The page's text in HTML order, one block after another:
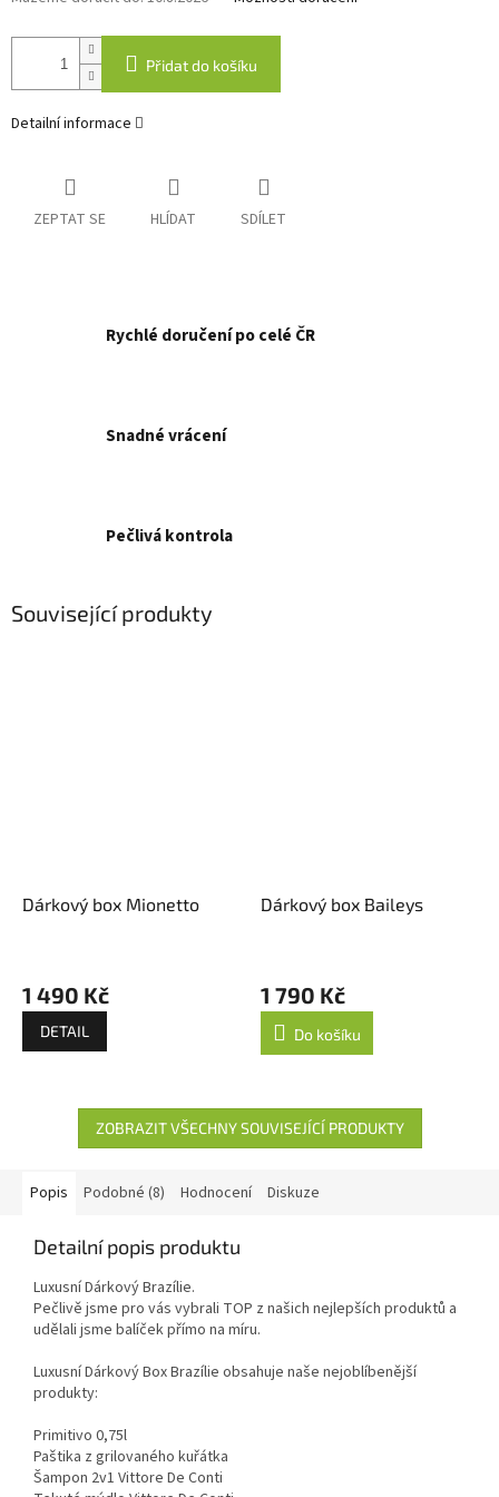
Přidat do košíku
Detailní informace
ZEPTAT SE HLÍDAT SDÍLET
Rychlé doručení po celé ČR
Snadné vrácení
Pečlivá kontrola
Související produkty
Dárkový box Mionetto
1 490 Kč
DETAIL
Dárkový box Baileys
1 790 Kč
Do košíku
ZOBRAZIT VŠECHNY SOUVISEJÍCÍ PRODUKTY
Popis Podobné (8) Hodnocení Diskuze
Detailní popis produktu
Luxusní Dárkový Brazílie.
Pečlivě jsme pro vás vybrali TOP z našich nejlepších produktů a
udělali jsme balíček přímo na míru.
Luxusní Dárkový Box Brazílie obsahuje naše nejoblíbenější
produkty:
Primitivo 0,75l
Paštika z grilovaného kuřátka
Šampon 2v1 Vittore De Conti